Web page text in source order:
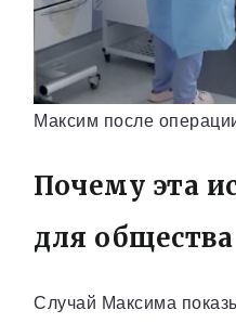
Максим после
Почему эта
для общества
Случай Максима